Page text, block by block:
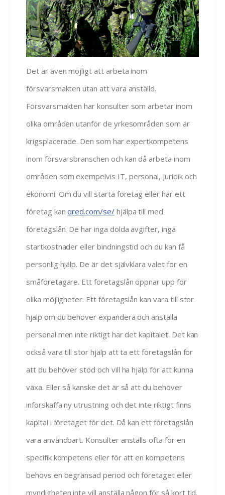
Det är även möjligt att arbeta inom
försvarsmakten utan att vara anställd.
Försvarsmakten har konsulter som arbetar inom
olika områden utanför de yrkesområden som är
krigsplacerade. Den som har expertkompetens
inom försvarsbranschen och kan då arbeta inom
områden som exempelvis IT, personal, juridik och
ekonomi. Om du vill starta företag eller har ett
företag kanqred.com/se/hjälpa till med
företagslån. De har inga dolda avgifter, inga
startkostnader eller bindningstid och du kan få
personlig hjälp. De är det självklara valet för en
småföretagare. Ett företagslån öppnar upp för
olika möjligheter. Ett företagslån kan vara till stor
hjälp om du behöver expandera och anställa
personal men inte riktigt har det kapitalet. Det kan
också vara till stor hjälp att ta ett företagslån för
att du behöver stöd och vill ha hjälp för att kunna
växa. Eller så kanske det är så att du behöver
införskaffa ny utrustning och det inte riktigt finns
kapital i företaget för det. Då kan ett företagslån
vara användbart. Konsulter anställs ofta för en
specifik kompetens eller för att en kompetens
behövs en begränsad period och företaget eller
myndigheten inte vill anställa någon för så kort tid.